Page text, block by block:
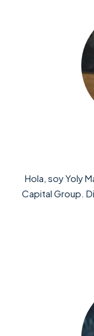
Hola, soy Yoly
Capital Group.